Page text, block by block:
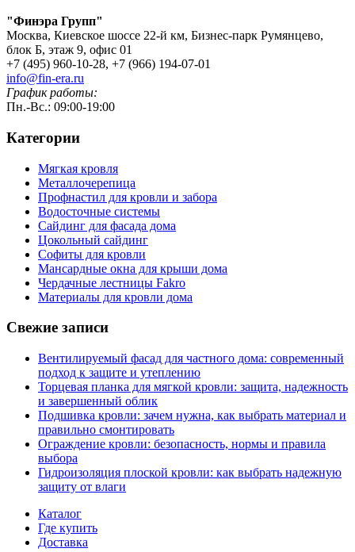
"Финэра Групп"
Москва, Киевское шоссе 22-й км, Бизнес-парк Румянцево,
блок Б, этаж 9, офис 01
+7 (495) 960-10-28, +7 (966) 194-07-01
info@fin-era.ru
График работы:
Пн.-Вс.: 09:00-19:00
Категории
Мягкая кровля
Металлочерепица
Профнастил для кровли и забора
Водосточные системы
Сайдинг для фасада дома
Цокольный сайдинг
Софиты для кровли
Мансардные окна для крыши дома
Чердачные лестницы Fakro
Материалы для кровли дома
Свежие записи
Вентилируемый фасад для частного дома: современный
подход к защите и утеплению
Торцевая планка для мягкой кровли: защита, надежность
и завершенный облик
Подшивка кровли: зачем нужна, как выбрать материал и
правильно смонтировать
Ограждение кровли: безопасность, нормы и правила
выбора
Гидроизоляция плоской кровли: как выбрать надежную
защиту от влаги
Каталог
Где купить
Доставка